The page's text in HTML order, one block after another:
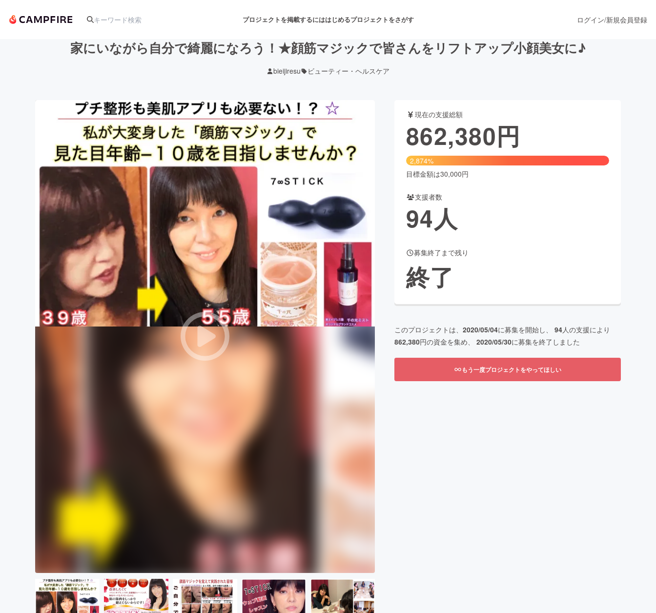
プロジェクトを掲載するにははじめるプロジェクトをさがす
アート・写真 音楽 舞台・パフォーマンス
テクノロジー・ガジェット ゲーム・サービス開発 ファッション
映像・映画 書籍・雑誌出版
ビジネス・起業 チャレンジ ビューティー・ヘルスケア
まちづくり・地域活性化
CAMPFIRE for Social Good
CAMPFIRE Creation
CAMPFIREふるさと納税
machi-ya
ログイン/新規会員登録
家にいながら自分で綺麗になろう！★顔筋マジックで皆さんをリフトアップ小顔美女に♪
bieijiresu ビューティー・ヘルスケア
現在の支援総額
862,380円
2,874%
目標金額は30,000円
支援者数
94人
募集終了まで残り
終了
このプロジェクトは、 2020/05/04に募集を開始し、 94人の支援により
862,380円の資金を集め、 2020/05/30に募集を終了しました
もう一度プロジェクトをやってほしい